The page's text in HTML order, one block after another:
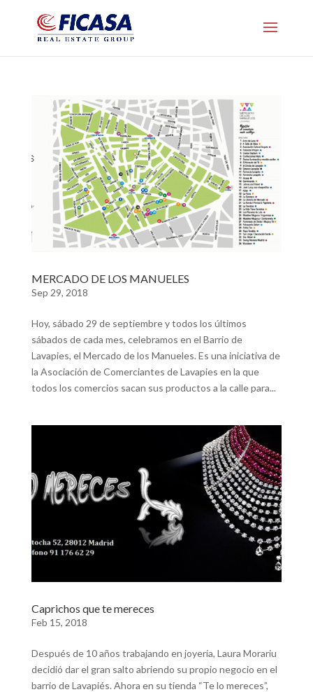
MERCADO DE LOS MANUELES
Sep 29, 2018
Hoy, sábado 29 de septiembre y todos los últimos
sábados de cada mes, celebramos en el Barrio de
Lavapies, el Mercado de los Manueles. Es una iniciativa de
la Asociación de Comerciantes de Lavapies en la que
todos los comercios sacan sus productos a la calle para...
Caprichos que te mereces
Feb 15, 2018
Después de 10 años trabajando en joyería, Laura Morariu
decidió dar el gran salto abriendo su propio negocio en el
barrio de Lavapiés. Ahora en su tienda “Te lo mereces”,